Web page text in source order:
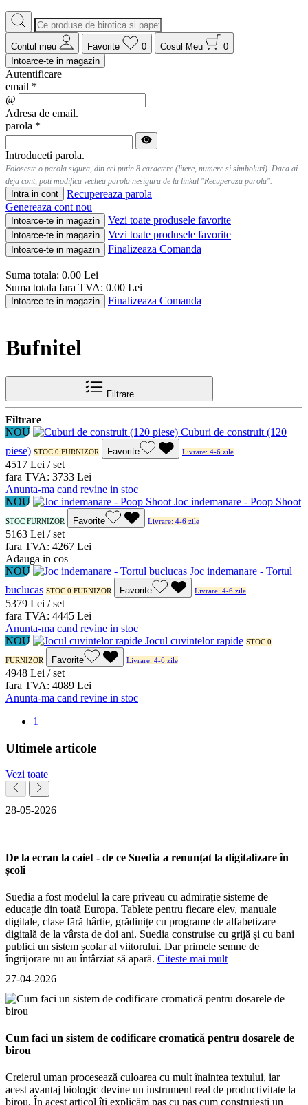
Contul meu Favorite 0 Cosul Meu
0
Intoarce-te in magazin
Autentificare
email *
@
Adresa de email.
parola *
Introduceti parola.
Foloseste o parola sigura, din cel putin 8 caractere (litere, numere si simboluri). Daca ai
deja cont, poti modifica vechea parola nesigura de la linkul "Recuperaza parola".
Intra in cont
Recupereaza parola
Genereaza cont nou
Intoarce-te in magazin Vezi toate produsele favorite
Intoarce-te in magazin Vezi toate produsele favorite
Intoarce-te in magazin Finalizeaza Comanda
Suma totala: 0.00 Lei
Suma totala fara TVA: 0.00 Lei
Intoarce-te in magazin Finalizeaza Comanda
Bufnitel
Filtrare
Filtrare
NOU
Cuburi de construit (120
piese) STOC 0 FURNIZOR Favorite Livrare: 4-6 zile
4517 Lei / set
fara TVA: 3733 Lei
Anunta-ma cand revine in stoc
NOU
Joc indemanare - Poop Shoot
STOC FURNIZOR Favorite Livrare: 4-6 zile
5163 Lei / set
fara TVA: 4267 Lei
Adauga in cos
NOU
Joc indemanare - Tortul
buclucas STOC 0 FURNIZOR Favorite Livrare: 4-6 zile
5379 Lei / set
fara TVA: 4445 Lei
Anunta-ma cand revine in stoc
NOU
Jocul cuvintelor rapide STOC 0
FURNIZOR Favorite Livrare: 4-6 zile
4948 Lei / set
fara TVA: 4089 Lei
Anunta-ma cand revine in stoc
1
Ultimele articole
Vezi toate
28-05-2026
De la ecran la caiet - de ce Suedia a renunțat la digitalizare în
școli
Suedia a fost modelul la care priveau cu admirație sisteme de
educație din toată Europa. Tablete pentru fiecare elev, manuale
digitale, clase fără hârtie, grădinițe cu programe de alfabetizare
digitală de la vârsta de doi ani. Suedia construise cu grijă și cu bani
publici un sistem școlar al viitorului. Dar primele semne de
îngrijorare nu au întârziat să apară. Citeste mai mult
27-04-2026
Cum faci un sistem de codificare cromatică pentru dosarele de
birou
Creierul uman procesează culoarea cu mult înaintea textului, iar
acest avantaj biologic devine un instrument real de productivitate la
birou. În acest articol îți explicăm pas cu pas cum construiești un